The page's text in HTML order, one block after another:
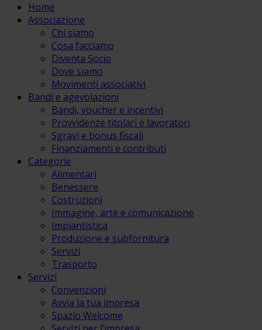
Home
Associazione
Chi siamo
Cosa facciamo
Diventa Socio
Dove siamo
Movimenti associativi
Bandi e agevolazioni
Bandi, voucher e incentivi
Provvidenze titolari e lavoratori
Sgravi e bonus fiscali
Finanziamenti e contributi
Categorie
Alimentari
Benessere
Costruzioni
Immagine, arte e comunicazione
Impiantistica
Produzione e subfornitura
Servizi
Trasporto
Servizi
Convenzioni
Avvia la tua impresa
Spazio Welcome